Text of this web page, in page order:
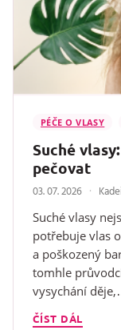
PÉČE O VLASY
Suché
pečovat
03. 07. 2026
Suché vlasy
potřebuje vlas
a poškozený
tomhle
vysychání
ČÍST DÁL